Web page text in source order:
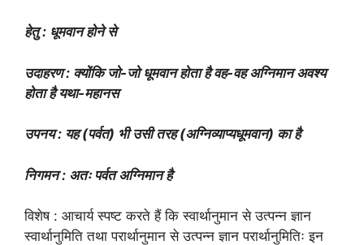
हेतु : धूमवान होने से
उदाहरण : क्योंकि जो-जो धूमवान होता है वह-वह अग्निमान अवश्य
होता है यथा-महानस
उपनय : यह (पर्वत) भी उसी तरह (अग्निव्याप्यधूमवान) का है
निगमन : अतः पर्वत अग्निमान है
विशेष : आचार्य स्पष्ट करते हैं कि स्वार्थानुमान से उत्पन्न ज्ञान
स्वार्थानुमिति तथा परार्थानुमान से उत्पन्न ज्ञान परार्थानुमितिः इन